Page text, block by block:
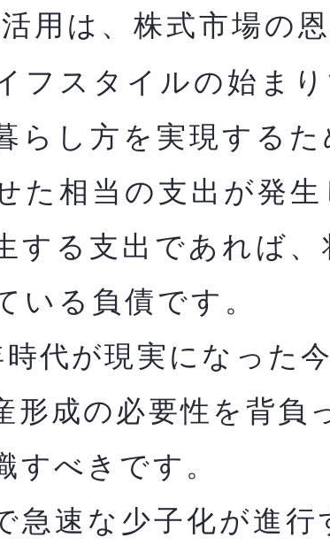
用は、株式市場の
フスタイルの始まり
し方を実現するた
た相当の支出が発生
する支出であれば、
いる負債です。
時代が現実になった
形成の必要性を背負
すべきです。
速な少子化が進行